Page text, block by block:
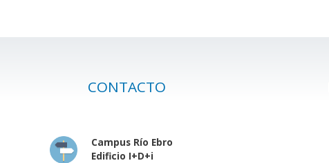
CONTACTO
Campus Río Ebro
Edificio I+D+i